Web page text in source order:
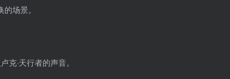
场景。
克·天行者的声音。